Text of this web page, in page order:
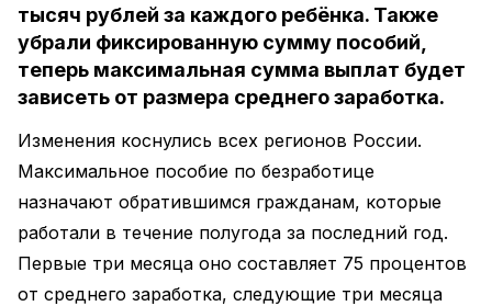
тысяч рублей за каждого ребёнка. Также
убрали фиксированную сумму пособий,
теперь максимальная сумма выплат будет
зависеть от размера среднего заработка.
Изменения коснулись всех регионов России.
Максимальное пособие по безработице
назначают обратившимся гражданам, которые
работали в течение полугода за последний год.
Первые три месяца оно составляет 75 процентов
от среднего заработка, следующие три месяца